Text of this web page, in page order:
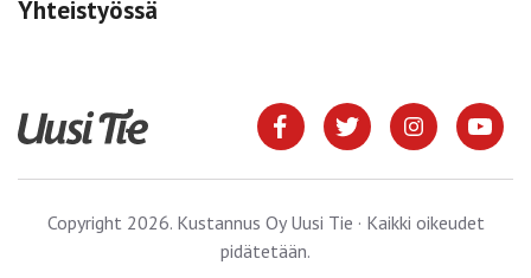
Yhteistyössä
Copyright 2026. Kustannus Oy Uusi Tie · Kaikki oikeudet
pidätetään.